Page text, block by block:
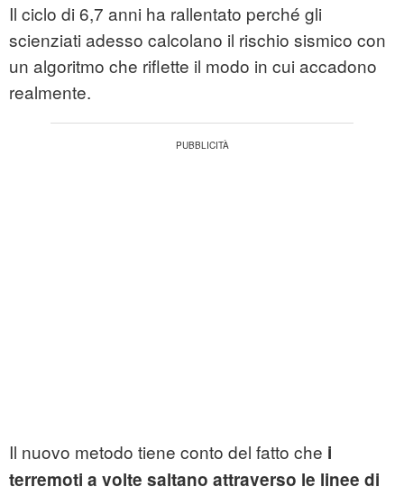
Il ciclo di 6,7 anni ha rallentato perché gli
scienziati adesso calcolano il rischio sismico con
un algoritmo che riflette il modo in cui accadono
realmente.
Il nuovo metodo tiene conto del fatto che i
terremoti a volte saltano attraverso le linee di